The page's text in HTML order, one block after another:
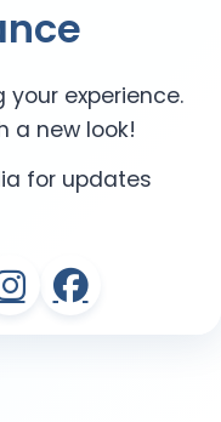
your experience.
a new look!
for updates